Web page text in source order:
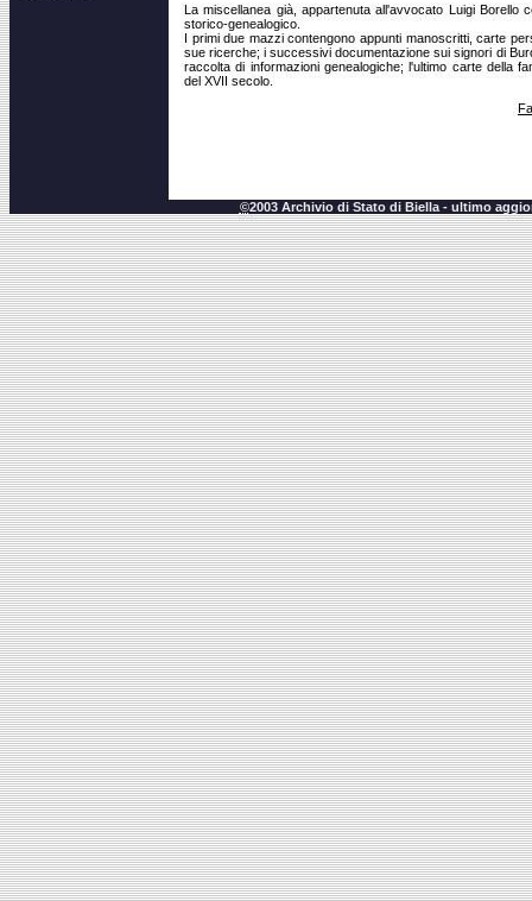
La miscellanea già, appartenuta all'avvocato Luigi Borello
storico-genealogico.
I primi due mazzi contengono appunti manoscritti, carte
sue ricerche; i successivi documentazione sui signori di
raccolta di informazioni genealogiche; l'ultimo carte della
del XVII secolo.
©2003 Archivio di Stato di Biella - ultimo